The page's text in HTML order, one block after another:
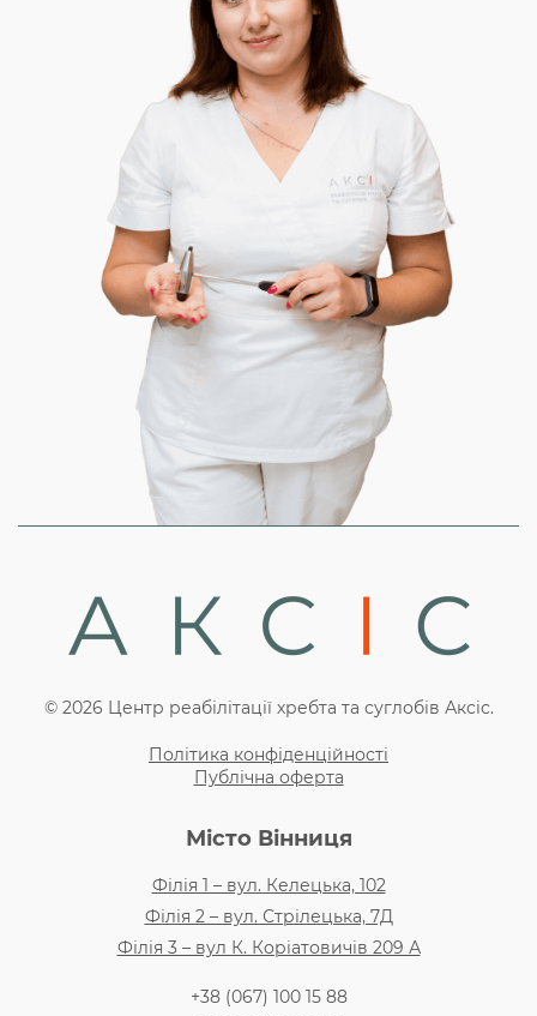
© 2026 Центр реабілітації хребта та суглобів Аксіс.
Політика конфіденційності
Публічна оферта
Місто Вінниця
Філія 1 – вул. Келецька, 102
Філія 2 – вул. Стрілецька, 7Д
Філія 3 – вул К. Коріатовичів 209 А
+38 (067) 100 15 88